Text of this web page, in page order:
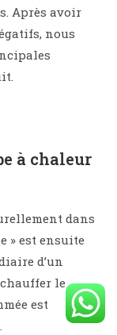
Après avoir
nous
à chaleur
dans
» est ensuite
d’un
le
est